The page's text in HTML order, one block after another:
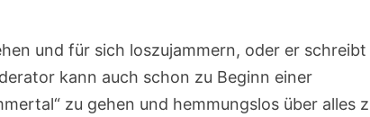
und für sich loszujammern, oder er schreibt
kann auch schon zu Beginn einer
zu gehen und hemmungslos über alles